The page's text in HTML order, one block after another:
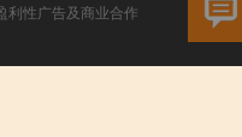
利性广告及商业合作